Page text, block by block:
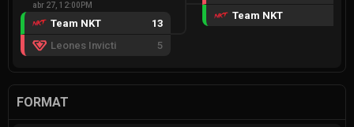
abr 27, 12:00PM
Team NKT
13
Leones Invicti
5
Team NKT
FORMAT